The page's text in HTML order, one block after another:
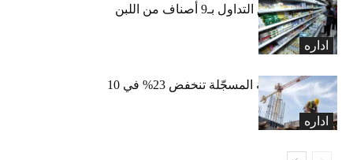
اداره
«الاقتصاد» تعلّق التداول بـ9 أصناف من اللبن
واللبنة
اداره
الرخص العقارية المسجّلة تنخفض 23% في 10
أشهر